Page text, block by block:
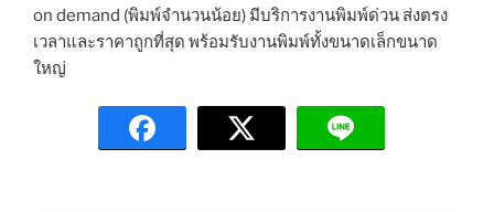
on demand (พิมพ์จำนวนน้อย) มีบริการงานพิมพ์ด่วน ส่งตรง
เวลาและราคาถูกที่สุด พร้อมรับงานพิมพ์ทั้งขนาดเล็กขนาด
ใหญ่